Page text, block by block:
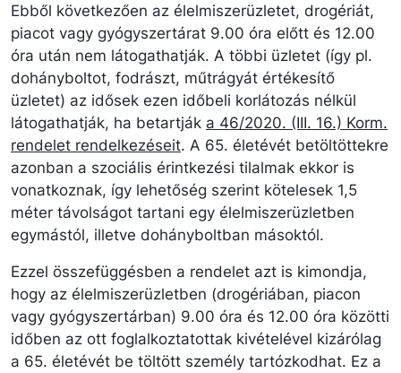
Ebből következően az élelmiszerüzletet, drogériát,
piacot vagy gyógyszertárat 9.00 óra előtt és 12.00
óra után nem látogathatják. A többi üzletet (így pl.
dohányboltot, fodrászt, műtrágyát értékesítő
üzletet) az idősek ezen időbeli korlátozás nélkül
látogathatják, ha betartják a 46/2020. (III. 16.) Korm.
rendelet rendelkezéseit. A 65. életévét betöltöttekre
azonban a szociális érintkezési tilalmak ekkor is
vonatkoznak, így lehetőség szerint kötelesek 1,5
méter távolságot tartani egy élelmiszerüzletben
egymástól, illetve dohányboltban másoktól.
Ezzel összefüggésben a rendelet azt is kimondja,
hogy az élelmiszerüzletben (drogériában, piacon
vagy gyógyszertárban) 9.00 óra és 12.00 óra közötti
időben az ott foglalkoztatottak kivételével kizárólag
a 65. életévét be töltött személy tartózkodhat. Ez a